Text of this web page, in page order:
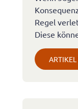
Regel
Diese
ARTIKEL